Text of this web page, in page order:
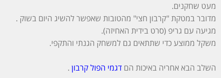
מעט שחקנים.
מדובר במטקת "קרבון חצי" מהטובות שאפשר להשיג היום בשוק .
מגיעה עם גריפ (סרט בידית האחיזה).
משקל ממוצע כדי שתתאים גם למשחק הגנתי והתקפי.
השלב הבא אחריה באיכות הם דגמי הפול קרבון .